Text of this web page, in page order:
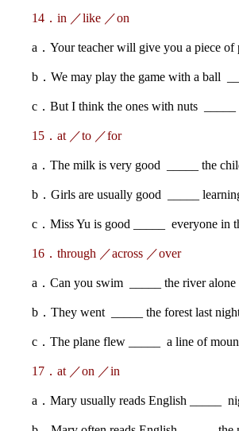
14．in ／like ／on
a．Your teacher will give you a piece of
b．We may play the game with a ball
c．But I think the ones with nuts _____
15．at ／to ／for
a．The milk is very good _____ the
b．Girls are usually good _____
c．Miss Yu is good _____ everyone in
16．through ／across ／over
a．Can you swim _____ the river alone
b．They went _____ the forest last night
c．The plane flew _____ a line of
17．at ／on ／in
a．Mary usually reads English _____